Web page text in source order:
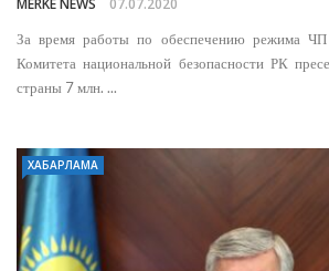
MERKE NEWS 07.07.2020
За время работы по обеспечению режима ЧП
Комитета национальной безопасности РК
страны 7 млн. ...
ХАБАРЛАМА